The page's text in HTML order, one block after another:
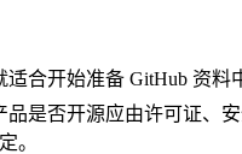
适合开始准备 GitHub 资料
品是否开源应由许可证、
。